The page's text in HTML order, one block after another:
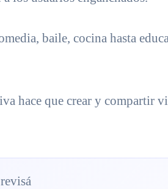
baile, cocina hasta
hace que crear y compartir